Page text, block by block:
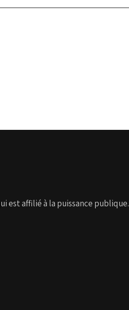
est affilié à la puissance publique.